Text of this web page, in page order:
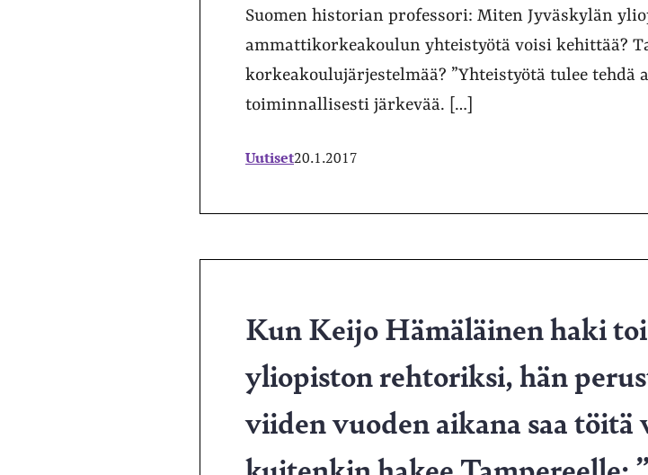
Suomen historian professori: Miten Jyväskylän
ammattikorkeakoulun yhteistyötä voisi kehittää?
korkeakoulujärjestelmää? ”Yhteistyötä tulee tehdä
toiminnallisesti järkevää. […]
Uutiset20.1.2017
Kun Keijo Hämäläinen haki
yliopiston rehtoriksi, hän
viiden vuoden aikana saa